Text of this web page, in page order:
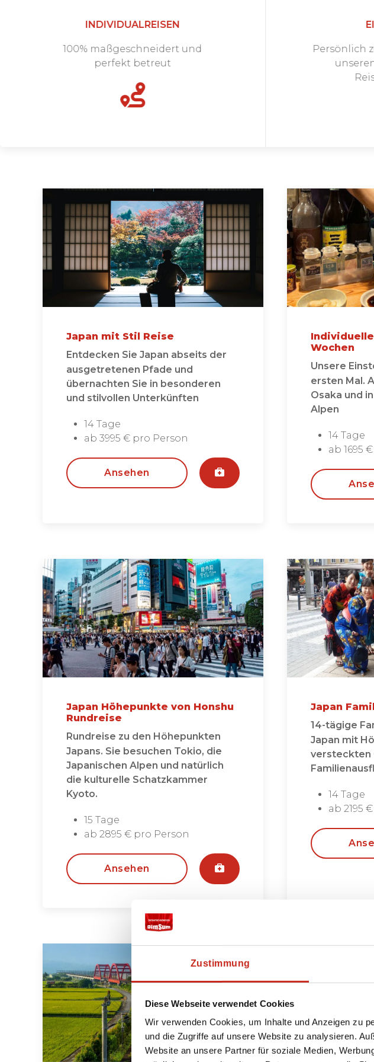
Zustimmung
Diese Webseite verwendet Cookies
Wir verwenden Cookies, um Inhalte und Anzeigen zu
und die Zugriffe auf unsere Website zu analysieren.
Website an unsere Partner für soziale Medien,
INDIVIDUALREISEN
100% maßgeschneidert und
perfekt betreut
Persönlich
Japan mit Stil Reise
Entdecken Sie Japan abseits der
ausgetretenen Pfade und
übernachten Sie in besonderen
und stilvollen Unterkünften
14 Tage
ab 3995 € pro Person
Ansehen
Wochen
Unsere
ersten Mal.
Osaka und
Alpen
14 Tage
ab 1695
Japan Höhepunkte von Honshu
Rundreise
Rundreise zu den Höhepunkten
Japans. Sie besuchen Tokio, die
Japanischen Alpen und natürlich
die kulturelle Schatzkammer
Kyoto.
15 Tage
ab 2895 € pro Person
Ansehen
Japan
14-tägige
Japan mit
versteckten
14 Tage
ab 2195